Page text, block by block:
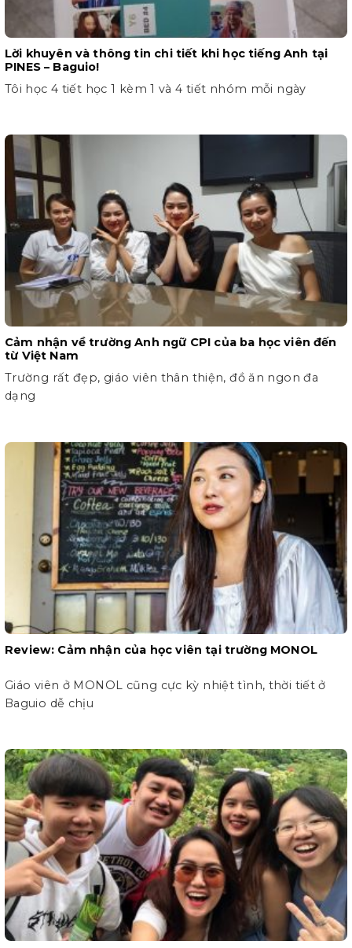
Lời khuyên và thông tin chi tiết khi học tiếng Anh tại
PINES – Baguio!
Tôi học 4 tiết học 1 kèm 1 và 4 tiết nhóm mỗi ngày
Cảm nhận về trường Anh ngữ CPI của ba học viên đến
từ Việt Nam
Trường rất đẹp, giáo viên thân thiện, đồ ăn ngon đa
dạng
Review: Cảm nhận của học viên tại trường MONOL
Giáo viên ở MONOL cũng cực kỳ nhiệt tình, thời tiết ở
Baguio dễ chịu